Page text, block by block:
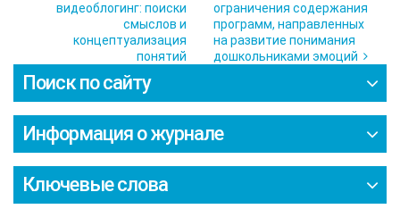
видеоблогинг: поиски
смыслов и
концептуализация
понятий
ограничения содержания
программ, направленных
на развитие понимания
дошкольниками эмоций
Поиск по сайту
Информация о журнале
Ключевые слова